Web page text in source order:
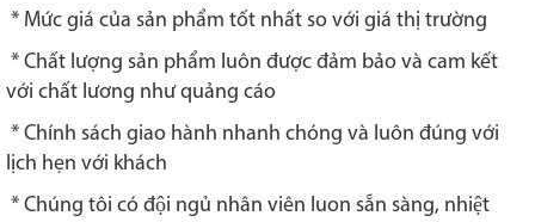
* Mức giá của sản phẩm tốt nhất so với giá thị trường
* Chất lượng sản phẩm luôn được đảm bảo và cam kết
với chất lương như quảng cáo
* Chính sách giao hành nhanh chóng và luôn đúng với
lịch hẹn với khách
* Chúng tôi có đội ngủ nhân viên luon sẵn sàng, nhiệt